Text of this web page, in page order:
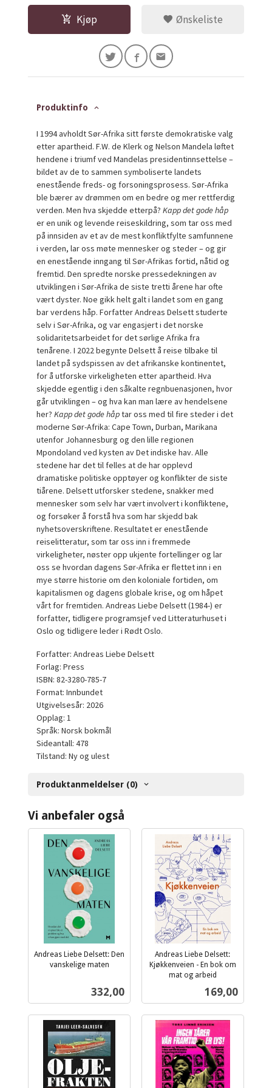
Kjøp Ønskeliste
Produktinfo
I 1994 avholdt Sør-Afrika sitt første demokratiske valg
etter apartheid. F.W. de Klerk og Nelson Mandela løftet
hendene i triumf ved Mandelas presidentinnsettelse –
bildet av de to sammen symboliserte landets
enestående freds- og forsoningsprosess. Sør-Afrika
ble bærer av drømmen om en bedre og mer rettferdig
verden. Men hva skjedde etterpå?Kapp det gode håp
er en unik og levende reiseskildring, som tar oss med
på innsiden av et av de mest konfliktfylte samfunnene
i verden, lar oss møte mennesker og steder – og gir
en enestående inngang til Sør-Afrikas fortid, nåtid og
fremtid. Den spredte norske pressedekningen av
utviklingen i Sør-Afrika de siste tretti årene har ofte
vært dyster. Noe gikk helt galt i landet som en gang
bar verdens håp. Forfatter Andreas Delsett studerte
selv i Sør-Afrika, og var engasjert i det norske
solidaritetsarbeidet for det sørlige Afrika fra
tenårene. I 2022 begynte Delsett å reise tilbake til
landet på sydspissen av det afrikanske kontinentet,
for å utforske virkeligheten etter apartheid. Hva
skjedde egentlig i den såkalte regnbuenasjonen, hvor
går utviklingen – og hva kan man lære av hendelsene
her?Kapp det gode håptar oss med til fire steder i det
moderne Sør-Afrika: Cape Town, Durban, Marikana
utenfor Johannesburg og den lille regionen
Mpondoland ved kysten av Det indiske hav. Alle
stedene har det til felles at de har opplevd
dramatiske politiske opptøyer og konflikter de siste
tiårene. Delsett utforsker stedene, snakker med
mennesker som selv har vært involvert i konfliktene,
og forsøker å forstå hva som har skjedd bak
nyhetsoverskriftene. Resultatet er enestående
reiselitteratur, som tar oss inn i fremmede
virkeligheter, nøster opp ukjente fortellinger og lar
oss se hvordan dagens Sør-Afrika er flettet inn i en
mye større historie om den koloniale fortiden, om
kapitalismen og dagens globale krise, og om håpet
vårt for fremtiden. Andreas Liebe Delsett (1984-) er
forfatter, tidligere programsjef ved Litteraturhuset i
Oslo og tidligere leder i Rødt Oslo.
Forfatter: Andreas Liebe Delsett
Forlag: Press
ISBN: 82-3280-785-7
Format: Innbundet
Utgivelsesår: 2026
Opplag: 1
Språk: Norsk bokmål
Sideantall: 478
Tilstand: Ny og ulest
Produktanmeldelser (0)
Vi anbefaler også
Andreas Liebe Delsett: Den
vanskelige maten
Pris
332,00
Andreas Liebe Delsett:
Kjøkkenveien - En bok om
mat og arbeid
Pris
169,00